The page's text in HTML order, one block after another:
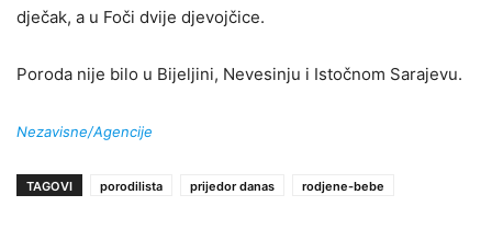
dječak, a u Foči dvije djevojčice.
Poroda nije bilo u Bijeljini, Nevesinju i Istočnom Sarajevu.
Nezavisne/Agencije
TAGOVI porodilista prijedor danas rodjene-bebe